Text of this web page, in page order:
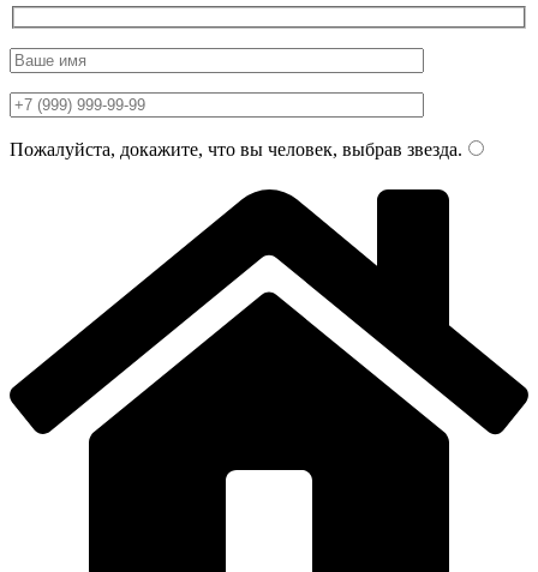
Пожалуйста, докажите, что вы человек, выбрав звезда.